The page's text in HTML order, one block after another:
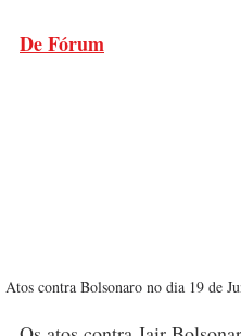
De Fórum
Atos contra Bolsonaro no dia 19 de